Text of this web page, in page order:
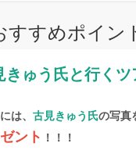
すすめポイン
きゅう氏と行くツ
は、 古見きゅう氏の写真
ント ！！！